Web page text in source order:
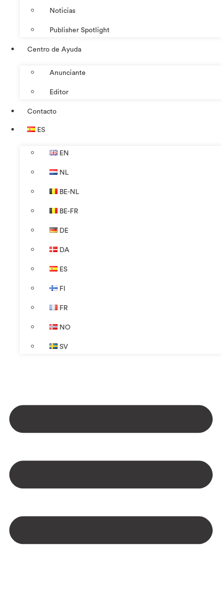
Noticias
Publisher Spotlight
Centro de Ayuda
Anunciante
Editor
Contacto
ES
EN
NL
BE-NL
BE-FR
DE
DA
ES
FI
FR
NO
SV